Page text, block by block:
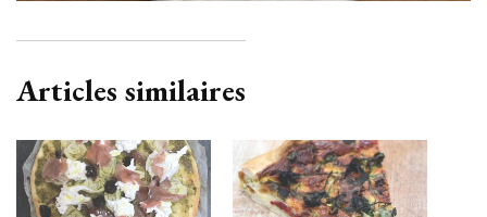
Articles similaires